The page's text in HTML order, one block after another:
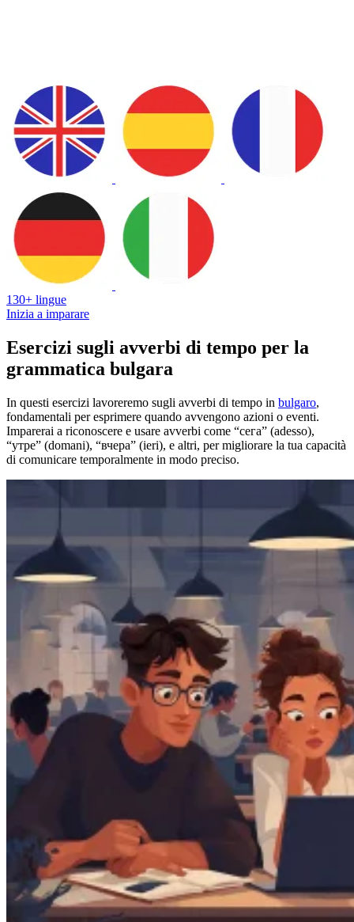
130+ lingue
Inizia a imparare
Esercizi sugli avverbi di tempo per la
grammatica bulgara
In questi esercizi lavoreremo sugli avverbi di tempo in bulgaro,
fondamentali per esprimere quando avvengono azioni o eventi.
Imparerai a riconoscere e usare avverbi come “сега” (adesso),
“утре” (domani), “вчера” (ieri), e altri, per migliorare la tua capacità
di comunicare temporalmente in modo preciso.